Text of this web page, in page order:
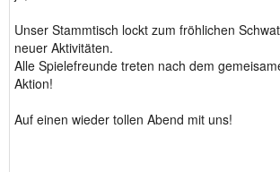
Unser Stammtisch lockt zum fröhlichen
neuer Aktivitäten.
Alle Spielefreunde treten nach dem
Aktion!
Auf einen wieder tollen Abend mit uns!